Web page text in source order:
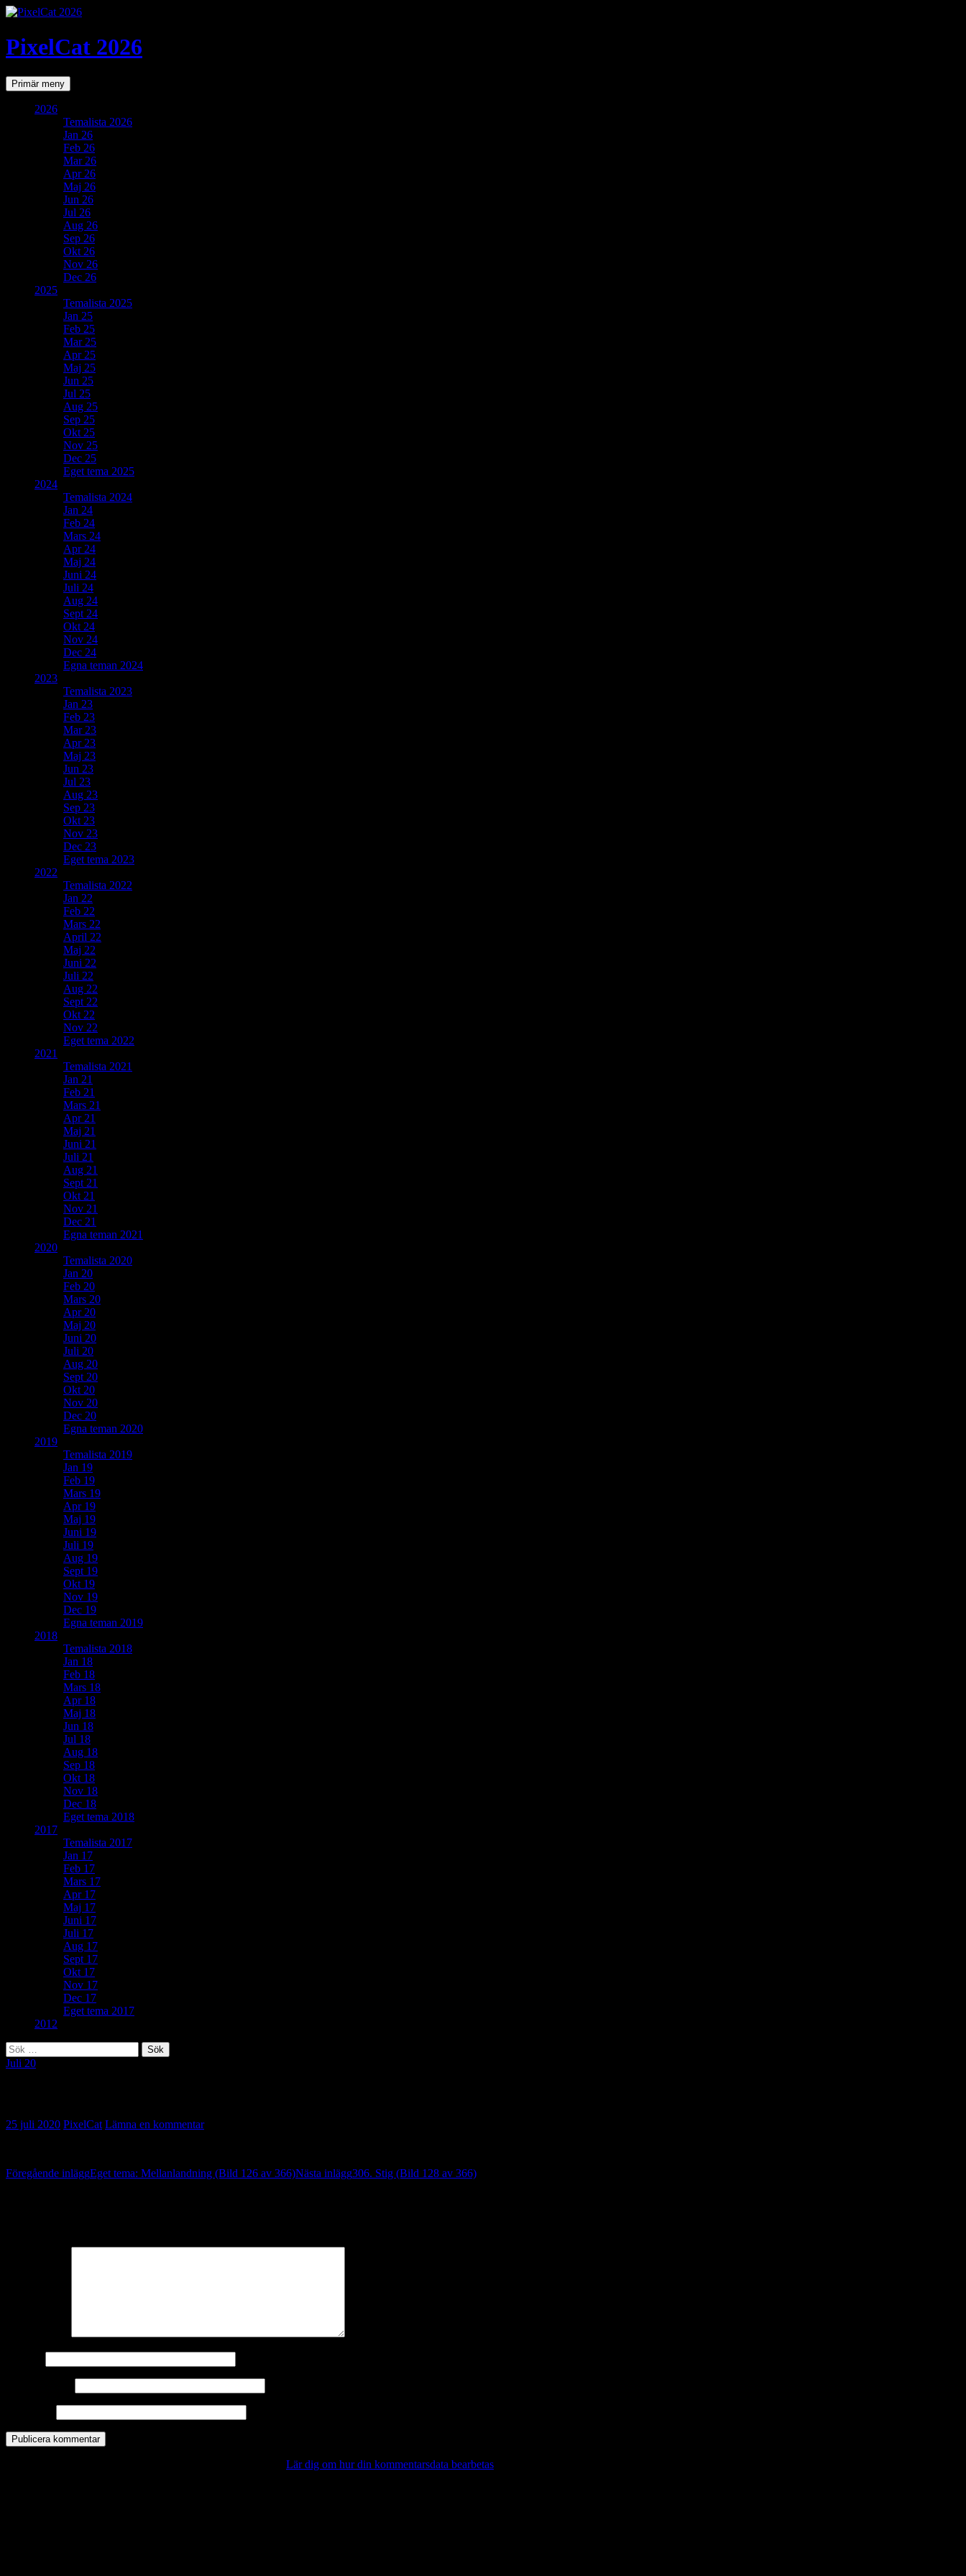
PixelCat 2026
SökPrimär meny Gå
till
2026
Temalista 2026
Jan 26
Feb 26
Mar 26
Apr 26
Maj 26
Jun 26
Jul 26
Aug 26
Sep 26
Okt 26
Nov 26
Dec 26
2025
Temalista 2025
Jan 25
Feb 25
Mar 25
Apr 25
Maj 25
Jun 25
Jul 25
Aug 25
Sep 25
Okt 25
Nov 25
Dec 25
Eget tema 2025
2024
Temalista 2024
Jan 24
Feb 24
Mars 24
Apr 24
Maj 24
Juni 24
Juli 24
Aug 24
Sept 24
Okt 24
Nov 24
Dec 24
Egna teman 2024
2023
Temalista 2023
Jan 23
Feb 23
Mar 23
Apr 23
Maj 23
Jun 23
Jul 23
Aug 23
Sep 23
Okt 23
Nov 23
Dec 23
Eget tema 2023
2022
Temalista 2022
Jan 22
Feb 22
Mars 22
April 22
Maj 22
Juni 22
Juli 22
Aug 22
Sept 22
Okt 22
Nov 22
Eget tema 2022
2021
Temalista 2021
Jan 21
Feb 21
Mars 21
Apr 21
Maj 21
Juni 21
Juli 21
Aug 21
Sept 21
Okt 21
Nov 21
Dec 21
Egna teman 2021
2020
Temalista 2020
Jan 20
Feb 20
Mars 20
Apr 20
Maj 20
Juni 20
Juli 20
Aug 20
Sept 20
Okt 20
Nov 20
Dec 20
Egna teman 2020
2019
Temalista 2019
Jan 19
Feb 19
Mars 19
Apr 19
Maj 19
Juni 19
Juli 19
Aug 19
Sept 19
Okt 19
Nov 19
Dec 19
Egna teman 2019
2018
Temalista 2018
Jan 18
Feb 18
Mars 18
Apr 18
Maj 18
Jun 18
Jul 18
Aug 18
Sep 18
Okt 18
Nov 18
Dec 18
Eget tema 2018
2017
Temalista 2017
Jan 17
Feb 17
Mars 17
Apr 17
Maj 17
Juni 17
Juli 17
Aug 17
Sept 17
Okt 17
Nov 17
Dec 17
Eget tema 2017
2012
Sök
efter:
Juli 20
25 juli 2020 PixelCat Lämna en kommentar
Inläggsnavigering
Föregående inläggEget tema: Mellanlandning (Bild 126 av 366)Nästa inlägg306. Stig (Bild 128 av 366)
Lär dig om hur din kommentarsdata bearbetas